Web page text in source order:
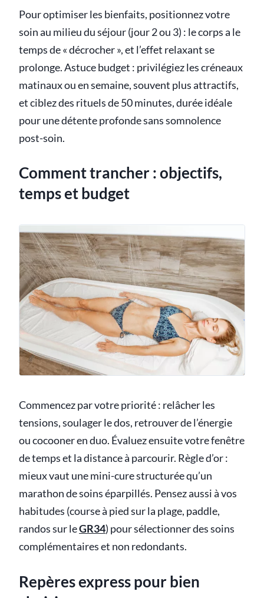
Pour optimiser les bienfaits, positionnez votre
soin au milieu du séjour (jour 2 ou 3) : le corps a le
temps de « décrocher », et l’effet relaxant se
prolonge. Astuce budget : privilégiez les créneaux
matinaux ou en semaine, souvent plus attractifs,
et ciblez des rituels de 50 minutes, durée idéale
pour une détente profonde sans somnolence
post-soin.
Comment trancher : objectifs,
temps et budget
Commencez par votre priorité : relâcher les
tensions, soulager le dos, retrouver de l’énergie
ou cocooner en duo. Évaluez ensuite votre fenêtre
de temps et la distance à parcourir. Règle d’or :
mieux vaut une mini-cure structurée qu’un
marathon de soins éparpillés. Pensez aussi à vos
habitudes (course à pied sur la plage, paddle,
randos sur leGR34) pour sélectionner des soins
complémentaires et non redondants.
Repères express pour bien